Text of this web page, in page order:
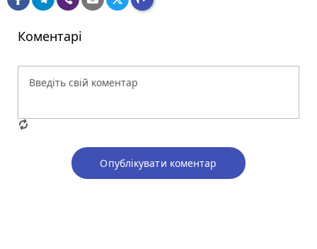
Коментарі
Опублікувати коментар